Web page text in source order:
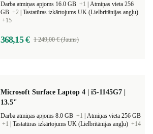
Darba atmiņas apjoms 16.0 GB +1
Atmiņas vieta 256
GB +2 Tastatūras izkārtojums UK (Lielbritānijas angļu)
+15
368,15 € 1 249,00 € (Jauns)
Microsoft Surface Laptop 4 | i5-1145G7 |
13.5"
Darba atmiņas apjoms 8.0 GB +1
Atmiņas vieta 256 GB
+1
Tastatūras izkārtojums UK (Lielbritānijas angļu) +14